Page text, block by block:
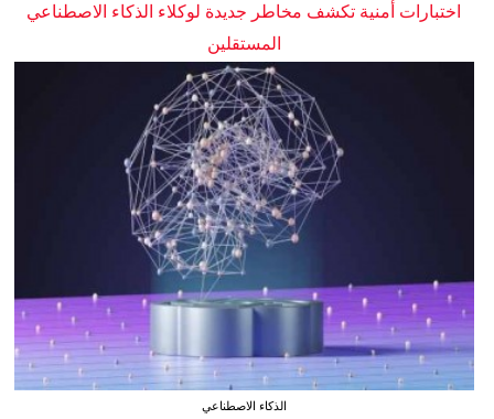
اختبارات أمنية تكشف مخاطر جديدة لوكلاء الذكاء الاصطناعي
المستقلين
الذكاء الاصطناعي